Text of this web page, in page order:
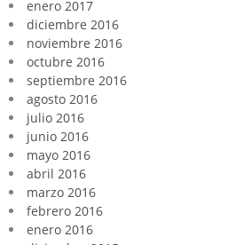
enero 2017
diciembre 2016
noviembre 2016
octubre 2016
septiembre 2016
agosto 2016
julio 2016
junio 2016
mayo 2016
abril 2016
marzo 2016
febrero 2016
enero 2016